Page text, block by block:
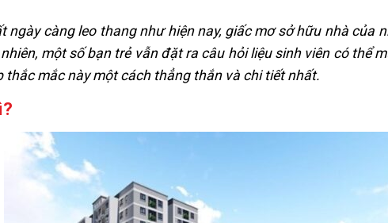
ngày càng leo thang như hiện nay, giấc mơ sở hữu nhà của
một số bạn trẻ vẫn đặt ra câu hỏi liệu sinh viên có thể
thắc mắc này một cách thẳng thắn và chi tiết nhất.